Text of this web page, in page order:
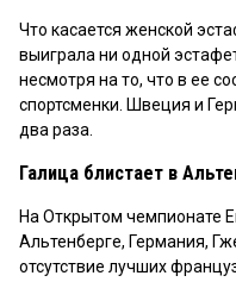
Что касается женской
выиграла ни одной
несмотря на то, что в ее
спортсменки. Швеция и
два раза.
Галица блистает в
На Открытом чемпионате
Альтенберге, Германия,
отсутствие лучших